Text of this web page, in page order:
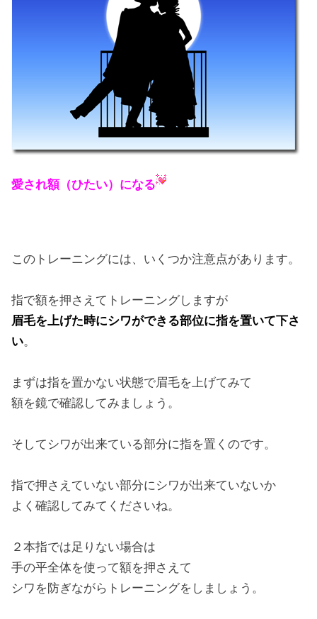
愛され額（ひたい）になる
このトレーニングには、いくつか注意点があります。
指で額を押さえてトレーニングしますが
眉毛を上げた時にシワができる部位に指を置いて下さ
い。
まずは指を置かない状態で眉毛を上げてみて
額を鏡で確認してみましょう。
そしてシワが出来ている部分に指を置くのです。
指で押さえていない部分にシワが出来ていないか
よく確認してみてくださいね。
２本指では足りない場合は
手の平全体を使って額を押さえて
シワを防ぎながらトレーニングをしましょう。